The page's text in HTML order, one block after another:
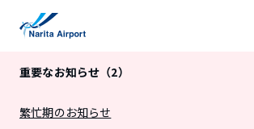
重要なお知らせ（2）
繁忙期のお知らせ